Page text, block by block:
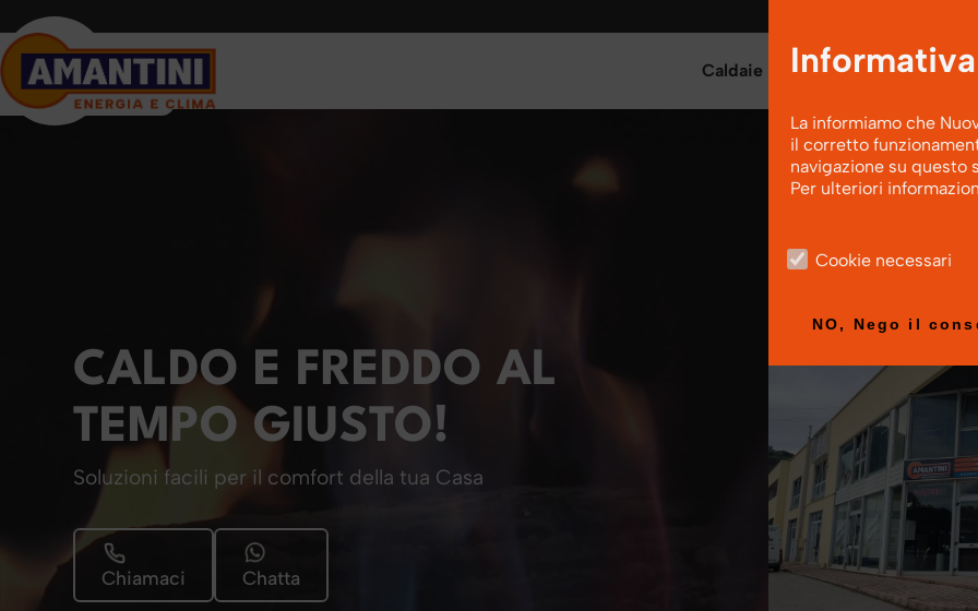
CALDO E FREDDO AL
TEMPO GIUSTO!
Soluzioni facili per il comfort della tua Casa
Chiamaci Chatta
Caldaie Stufe Camini
La informiamo che
il corretto
navigazione su questo
Per ulteriori
Cookie necessari
NO, Nego il